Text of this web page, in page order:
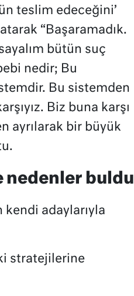
teslim edeceğini’
“Başaramadık.
bütün suç
nedir; Bu
Bu sistemden
Biz buna karşı
ayrılarak bir büyük
nedenler buldu
adaylarıyla
stratejilerine